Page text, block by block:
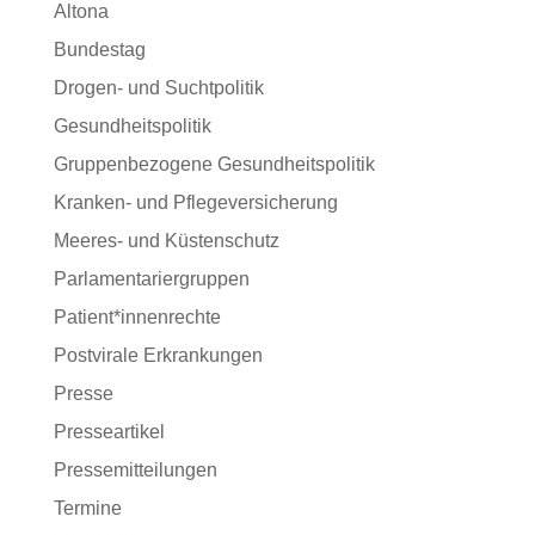
Altona
Bundestag
Drogen- und Suchtpolitik
Gesundheitspolitik
Gruppenbezogene Gesundheitspolitik
Kranken- und Pflegeversicherung
Meeres- und Küstenschutz
Parlamentariergruppen
Patient*innenrechte
Postvirale Erkrankungen
Presse
Presseartikel
Pressemitteilungen
Termine